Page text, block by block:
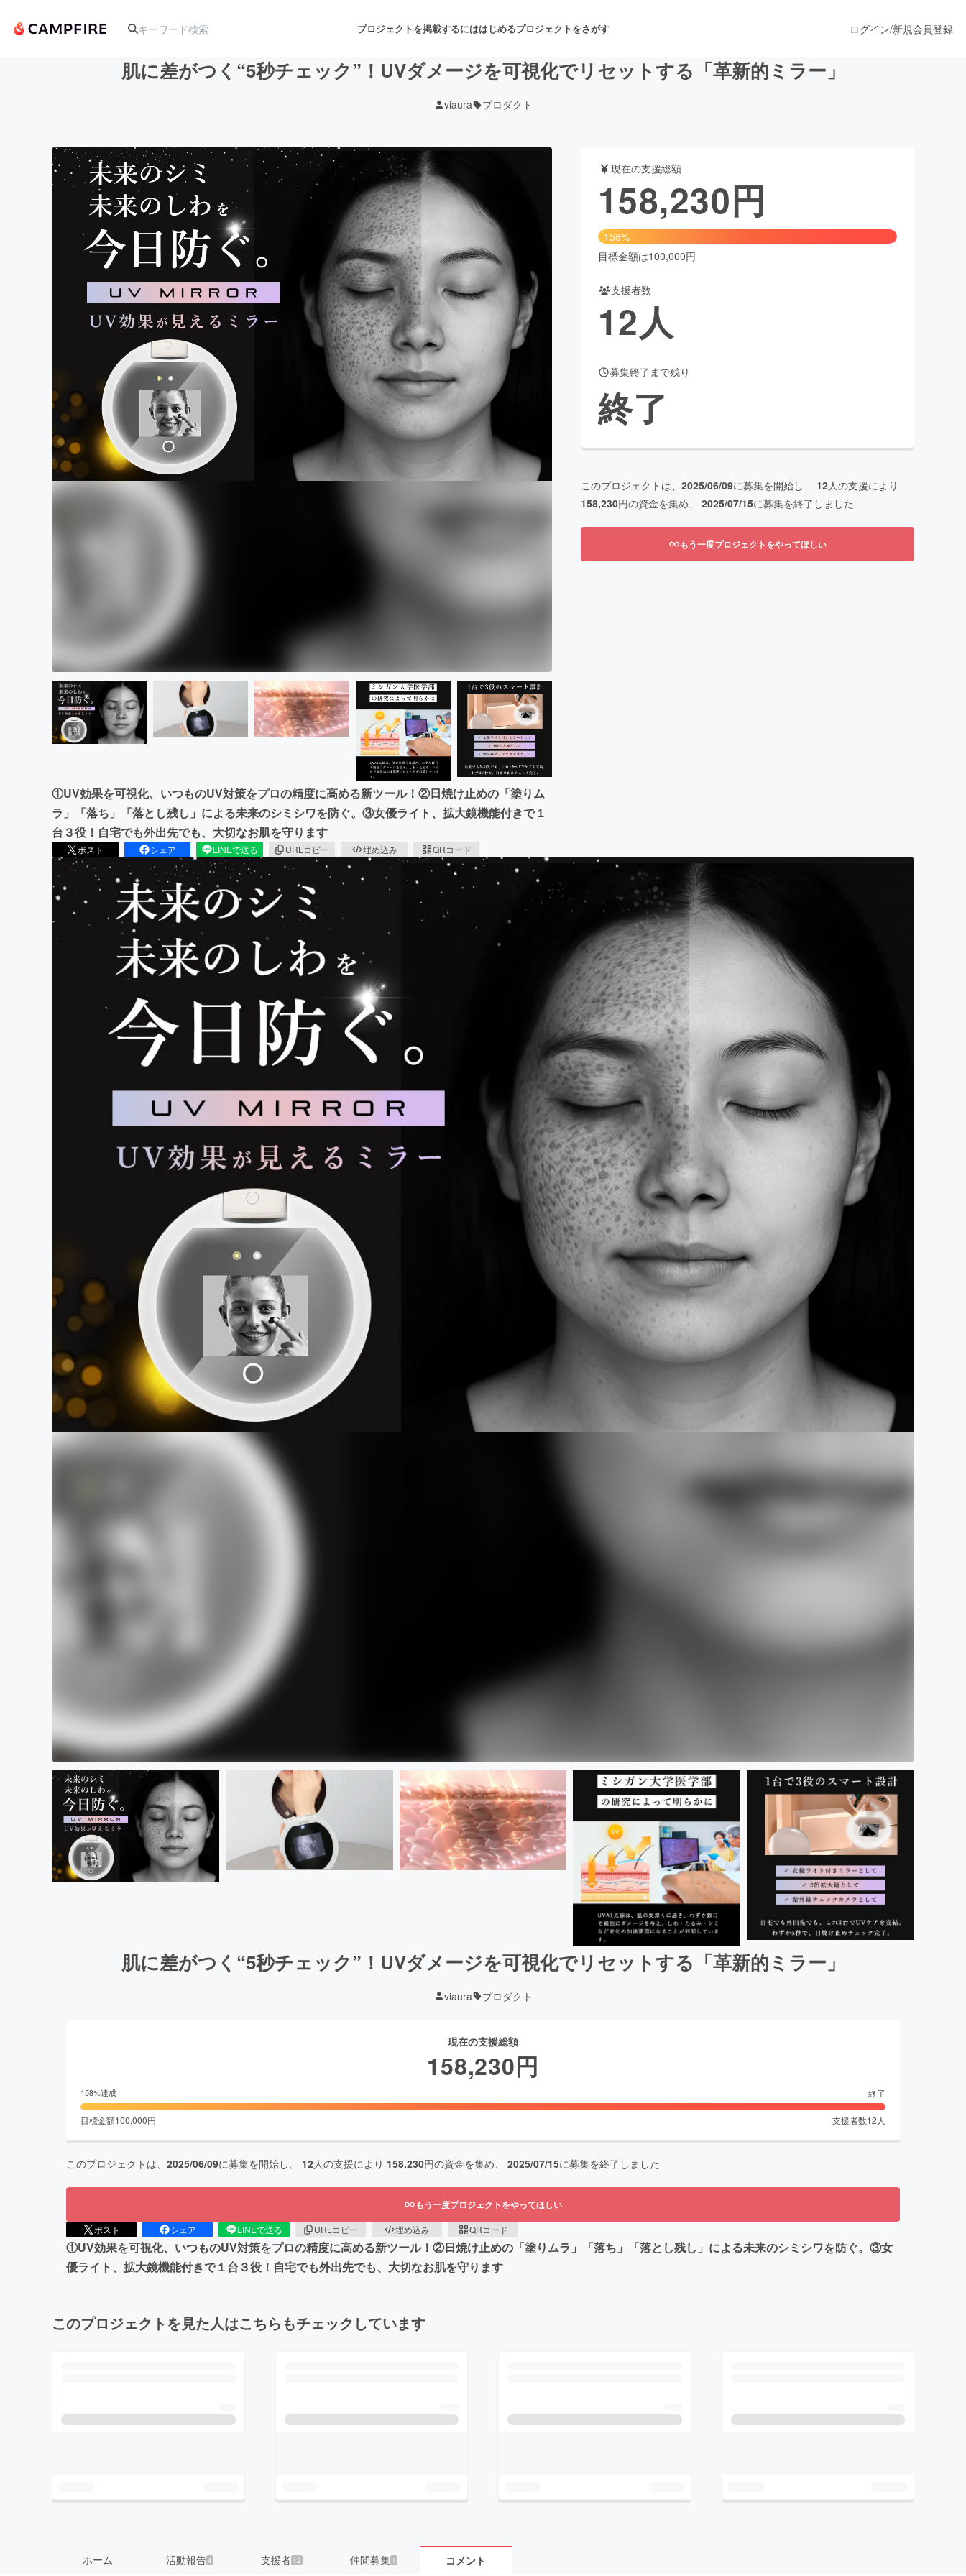
プロジェクトを掲載するにははじめるプロジェクトをさがす
アート・写真 音楽 舞台・パフォーマンス
テクノロジー・ガジェット ゲーム・サービス開発 ファッション
映像・映画 書籍・雑誌出版
ビジネス・起業 チャレンジ ビューティー・ヘルスケア
CAMPFIRE for Social Good CAMPFIRE Creation
CAMPFIREふるさと納税machi-ya
ログイン/新規会員登録
肌に差がつく“5秒チェック”！UVダメージを可視化でリセットする「革新的ミラー」
viaura プロダクト
①UV効果を可視化、いつものUV対策をプロの精度に高める新ツール！②日焼け止めの「塗りム
ラ」「落ち」「落とし残し」による未来のシミシワを防ぐ。③女優ライト、拡大鏡機能付きで１
台３役！自宅でも外出先でも、大切なお肌を守ります
ポスト シェア LINEで送る URLコピー 埋め込み QRコード
現在の支援総額
158,230円
158%
目標金額は100,000円
支援者数
12人
募集終了まで残り
終了
このプロジェクトは、 2025/06/09に募集を開始し、 12人の支援により
158,230円の資金を集め、 2025/07/15に募集を終了しました
もう一度プロジェクトをやってほしい
肌に差がつく“5秒チェック”！UVダメージを可視化でリセットする「革新的ミラー」
viaura プロダクト
現在の支援総額
158,230円
158%達成 終了
目標金額100,000円 支援者数12 人
このプロジェクトは、 2025/06/09に募集を開始し、 12人の支援により 158,230円の資金を集め、 2025/07/15に募集を終了しました
もう一度プロジェクトをやってほしい
ポスト シェア LINEで送る URLコピー 埋め込み QRコード
①UV効果を可視化、いつものUV対策をプロの精度に高める新ツール！②日焼け止めの「塗りムラ」「落ち」「落とし残し」による未来のシミシワを防ぐ。③女
優ライト、拡大鏡機能付きで１台３役！自宅でも外出先でも、大切なお肌を守ります
このプロジェクトを見た人はこちらもチェックしています
ホーム 活動報告4 支援者 12 仲間募集 1 コメント